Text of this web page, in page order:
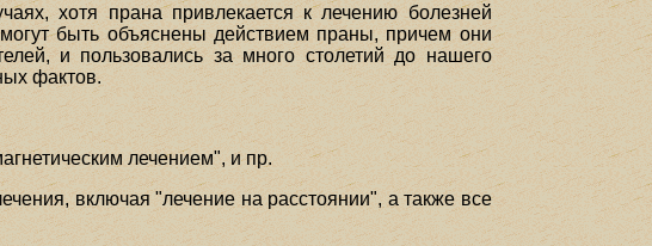
хотя прана привлекается к лечению болезней
быть объяснены действием праны, причем они
и пользовались за много столетий до нашего
фактов.
лечением", и пр.
включая "лечение на расстоянии", а также все